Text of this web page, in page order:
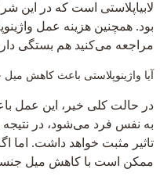
لابیاپلاستی است که در این
بود. همچنین هزینه عمل
مراجعه می‌کنید هم بستگی
آیا واژینوپلاستی باعث کاهش
در حالت کلی خیر، این عمل
به نفس فرد می‌شود، در
تاثیر مثبت خواهد داشت. اما
ممکن است با کاهش میل